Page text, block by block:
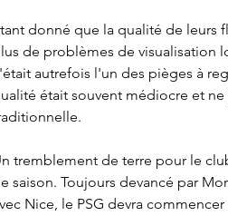
donné que la qualité de leurs
de problèmes de visualisation
autrefois l'un des pièges à
était souvent médiocre et
tremblement de terre pour le
saison. Toujours devancé par
Nice, le PSG devra